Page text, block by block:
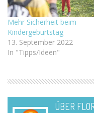
Mehr Sicherheit beim
Kindergeburtstag
13. September 2022
In "Tipps/Ideen"
ÜBER